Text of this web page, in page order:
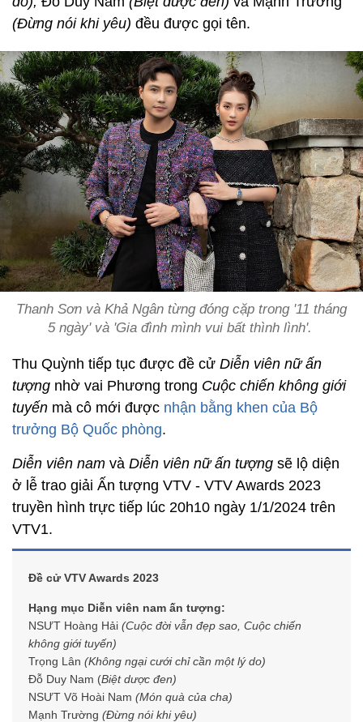
(Đừng nói khi yêu) đều được gọi tên.
Thanh Sơn và Khả Ngân từng đóng cặp trong '11 tháng
5 ngày' và 'Gia đình mình vui bất thình lình'.
Thu Quỳnh tiếp tục được đề cử Diễn viên nữ ấn
tượng nhờ vai Phương trong Cuộc chiến không giới
tuyến mà cô mới được nhận bằng khen của Bộ
trưởng Bộ Quốc phòng.
Diễn viên nam và Diễn viên nữ ấn tượng sẽ lộ diện
ở lễ trao giải Ấn tượng VTV - VTV Awards 2023
truyền hình trực tiếp lúc 20h10 ngày 1/1/2024 trên
VTV1.
Đề cử VTV Awards 2023
Hạng mục Diễn viên nam ấn tượng:
NSƯT Hoàng Hải (Cuộc đời vẫn đẹp sao, Cuộc chiến
không giới tuyến)
Trọng Lân (Không ngại cưới chỉ cần một lý do)
Đỗ Duy Nam (Biệt dược đen)
NSƯT Võ Hoài Nam (Món quà của cha)
Mạnh Trường (Đừng nói khi yêu)